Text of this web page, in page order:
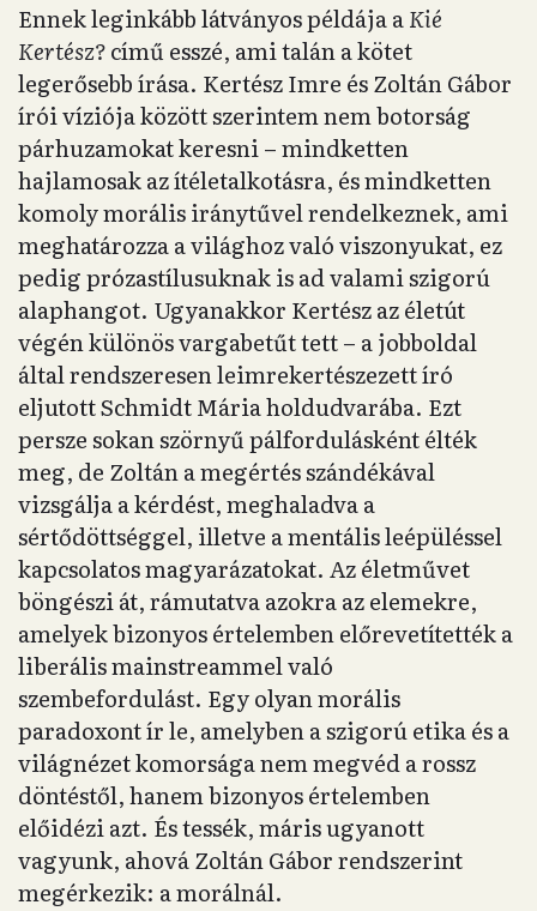
Ennek leginkább látványos példája aKié
Kertész?című esszé, ami talán a kötet
legerősebb írása. Kertész Imre és Zoltán Gábor
írói víziója között szerintem nem botorság
párhuzamokat keresni – mindketten
hajlamosak az ítéletalkotásra, és mindketten
komoly morális iránytűvel rendelkeznek, ami
meghatározza a világhoz való viszonyukat, ez
pedig prózastílusuknak is ad valami szigorú
alaphangot. Ugyanakkor Kertész az életút
végén különös vargabetűt tett – a jobboldal
által rendszeresen leimrekertészezett író
eljutott Schmidt Mária holdudvarába. Ezt
persze sokan szörnyű pálfordulásként élték
meg, de Zoltán a megértés szándékával
vizsgálja a kérdést, meghaladva a
sértődöttséggel, illetve a mentális leépüléssel
kapcsolatos magyarázatokat. Az életművet
böngészi át, rámutatva azokra az elemekre,
amelyek bizonyos értelemben előrevetítették a
liberális mainstreammel való
szembefordulást. Egy olyan morális
paradoxont ír le, amelyben a szigorú etika és a
világnézet komorsága nem megvéd a rossz
döntéstől, hanem bizonyos értelemben
előidézi azt. És tessék, máris ugyanott
vagyunk, ahová Zoltán Gábor rendszerint
megérkezik: a morálnál.